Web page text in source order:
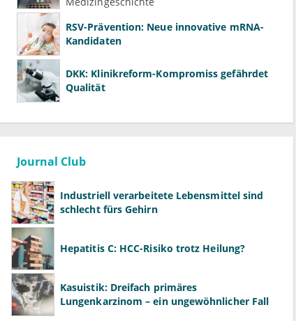
RSV-Prävention: Neue innovative mRNA-
Kandidaten
DKK: Klinikreform-Kompromiss gefährdet
Qualität
Journal Club
Industriell verarbeitete Lebensmittel sind
schlecht fürs Gehirn
Hepatitis C: HCC-Risiko trotz Heilung?
Kasuistik: Dreifach primäres
Lungenkarzinom – ein ungewöhnlicher Fall